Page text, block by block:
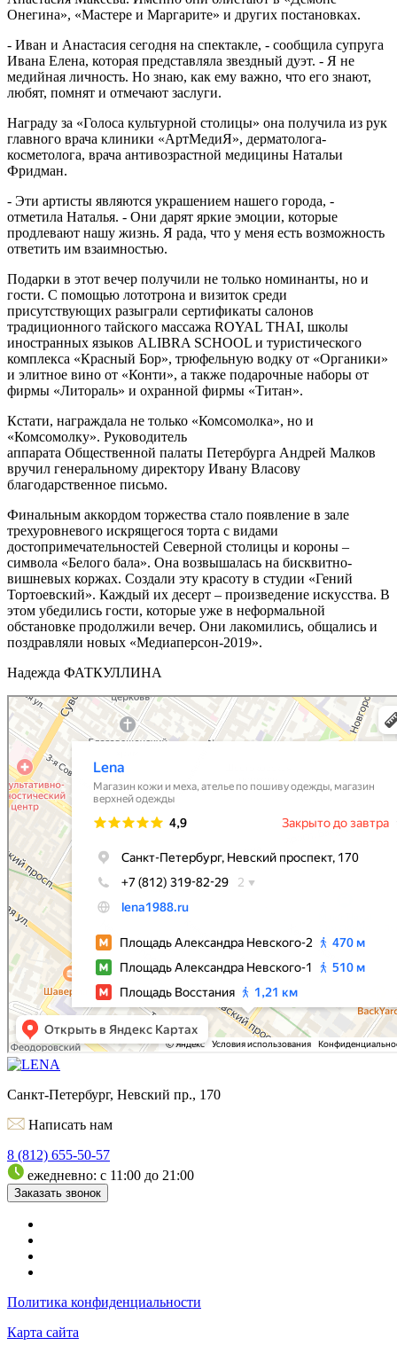
Онегина», «Мастере и Маргарите» и других постановках.
- Иван и Анастасия сегодня на спектакле, - сообщила супруга
Ивана Елена, которая представляла звездный дуэт. - Я не
медийная личность. Но знаю, как ему важно, что его знают,
любят, помнят и отмечают заслуги.
Награду за «Голоса культурной столицы» она получила из рук
главного врача клиники «АртМедиЯ», дерматолога-
косметолога, врача антивозрастной медицины Натальи
Фридман.
- Эти артисты являются украшением нашего города, -
отметила Наталья. - Они дарят яркие эмоции, которые
продлевают нашу жизнь. Я рада, что у меня есть возможность
ответить им взаимностью.
Подарки в этот вечер получили не только номинанты, но и
гости. С помощью лототрона и визиток среди
присутствующих разыграли сертификаты салонов
традиционного тайского массажа ROYAL THAI, школы
иностранных языков ALIBRA SCHOOL и туристического
комплекса «Красный Бор», трюфельную водку от «Органики»
и элитное вино от «Конти», а также подарочные наборы от
фирмы «Литораль» и охранной фирмы «Титан».
Кстати, награждала не только «Комсомолка», но и
«Комсомолку». Руководитель
аппарата Общественной палаты Петербурга Андрей Малков
вручил генеральному директору Ивану Власову
благодарственное письмо.
Финальным аккордом торжества стало появление в зале
трехуровневого искрящегося торта с видами
достопримечательностей Северной столицы и короны –
символа «Белого бала». Она возвышалась на бисквитно-
вишневых коржах. Создали эту красоту в студии «Гений
Тортоевский». Каждый их десерт – произведение искусства. В
этом убедились гости, которые уже в неформальной
обстановке продолжили вечер. Они лакомились, общались и
поздравляли новых «Медиаперсон-2019».
Надежда ФАТКУЛЛИНА
Санкт-Петербург, Невский пр., 170
Написать нам
8 (812) 655-50-57
ежедневно: с 11:00 до 21:00
Заказать звонок
Политика конфиденциальности
Карта сайта